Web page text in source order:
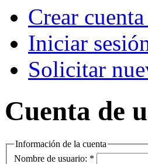
Crear
Iniciar
Solicitar
Cuenta de
Información de la cuenta
Nombre de usuario: *